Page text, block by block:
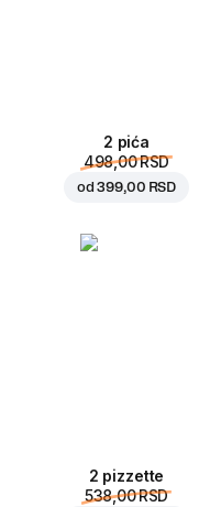
2 pića
498,00 RSD
od399,00 RSD
2 pizzette
538,00 RSD